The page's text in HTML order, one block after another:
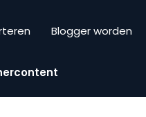
Blogger worden